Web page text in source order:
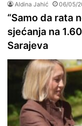
Aldina Jahić 06/05/
“Samo da rata
sjećanja na
Sarajeva